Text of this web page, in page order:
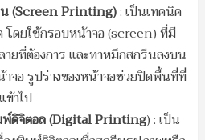
(Screen Printing): เป็นเทคนิค
ดยใช้กรอบหน้าจอ (screen) ที่มี
ยที่ต้องการ และทาหมึกสกรีนลงบน
าจอ รูปร่างของหน้าจอช่วยปิดพื้นที่ที่
ข้าไป
ดิจิตอล (Digital Printing) : เป็น